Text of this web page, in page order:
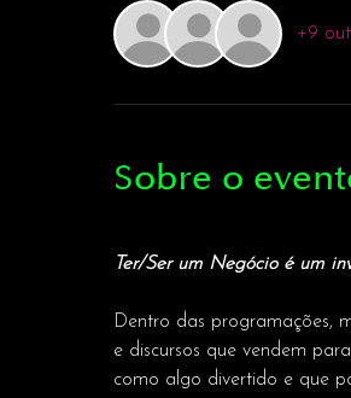
+9
Sobre o
Ter/Ser um Negócio é um
Dentro das programações,
e discursos que vendem
como algo divertido e que